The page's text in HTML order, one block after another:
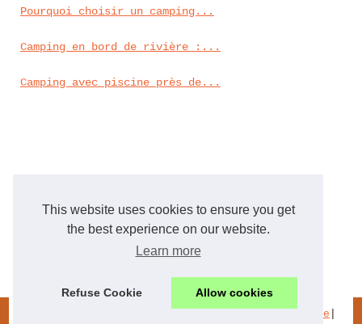
This website uses cookies to ensure you get
the best experience on our website.
Learn more
Refuse Cookie Allow cookies
Pourquoi choisir un camping...
Camping en bord de rivière :...
Camping avec piscine près de...
Plan du site